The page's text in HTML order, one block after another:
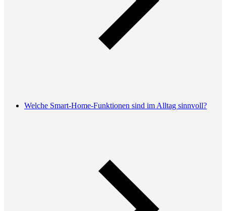
Welche Smart-Home-Funktionen sind im Alltag sinnvoll?